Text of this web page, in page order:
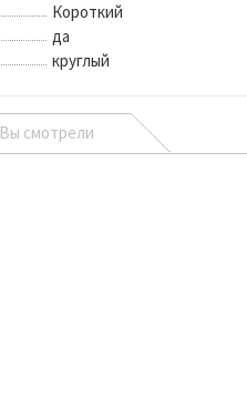
Короткий
да
круглый
Вы смотрели